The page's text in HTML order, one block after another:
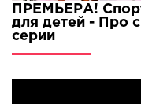
ПРЕМЬЕРА!
для детей - Про
серии